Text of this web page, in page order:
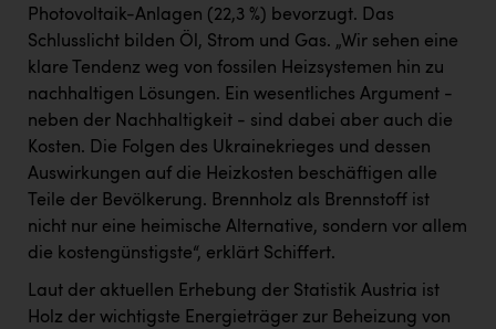
TRAILOMAT & Cycling Austria
VERITAS
Vier Diamanten
Vorlagenportal
Wir besiegen Krebs
Wirtschaftskammer OÖ
ZULuft - Zukunft Luft Austria
Photovoltaik-Anlagen (22,3 %) bevorzugt. Das
Schlusslicht bilden Öl, Strom und Gas. „Wir sehen eine
klare Tendenz weg von fossilen Heizsystemen hin zu
nachhaltigen Lösungen. Ein wesentliches Argument -
neben der Nachhaltigkeit - sind dabei aber auch die
Kosten. Die Folgen des Ukrainekrieges und dessen
Auswirkungen auf die Heizkosten beschäftigen alle
Teile der Bevölkerung. Brennholz als Brennstoff ist
nicht nur eine heimische Alternative, sondern vor allem
die kostengünstigste“, erklärt Schiffert.
Laut der aktuellen Erhebung der Statistik Austria ist
Holz der wichtigste Energieträger zur Beheizung von